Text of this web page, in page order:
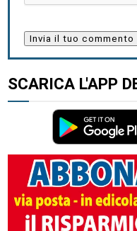
SCARICA L'APP